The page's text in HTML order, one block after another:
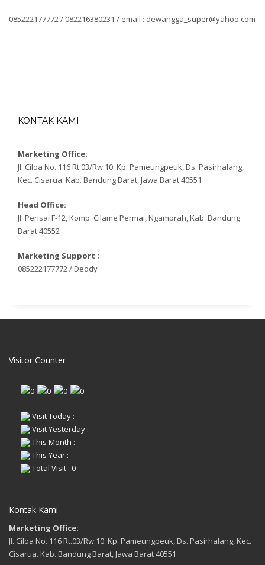
085222177772 / 082216380231 / email : dewangga_super@yahoo.com
KONTAK KAMI
Marketing Office:
Jl. Ciloa No. 116 Rt.03/Rw.10. Kp. Pameungpeuk, Ds. Pasirhalang,
Kec. Cisarua. Kab. Bandung Barat, Jawa Barat 40551
Head Office:
Jl. Perisai F-12, Komp. Cilame Permai, Ngamprah, Kab. Bandung
Barat 40552
Marketing Support ;
085222177772 / Deddy
Visitor Counter
Visit Today :
Visit Yesterday :
This Month :
This Year :
Total Visit : 0
Kontak Kami
Marketing Office:
Jl. Ciloa No. 116 Rt.03/Rw.10. Kp. Pameungpeuk, Ds. Pasirhalang, Kec.
Cisarua. Kab. Bandung Barat, Jawa Barat 40551